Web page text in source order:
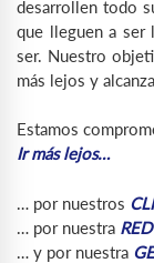
desarrollen todo
que lleguen a ser
ser. Nuestro
más lejos y
Estamos
Ir más lejos…
… por nuestros
… por nuestra RED
… y por nuestra